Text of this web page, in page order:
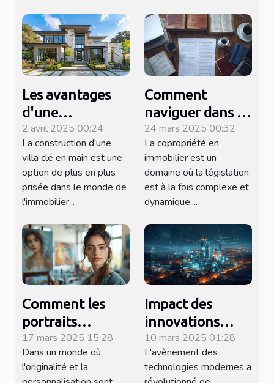
Les avantages
d'une
construction de
villa clé en main
2 avril 2025 00:24
La construction d'une
villa clé en main est une
option de plus en plus
prisée dans le monde de
l'immobilier...
Comment
naviguer dans la
réglementation
de la copropriété
en immobilier
24 mars 2025 00:32
La copropriété en
immobilier est un
domaine où la législation
est à la fois complexe et
dynamique,...
Comment les
portraits
personnalisés
réinventent les
cadeaux uniques
17 mars 2025 15:28
Dans un monde où
l'originalité et la
Impact des
innovations
technologiques
sur l'efficacité
des agences
10 mars 2025 01:28
L'avènement des
technologies modernes a